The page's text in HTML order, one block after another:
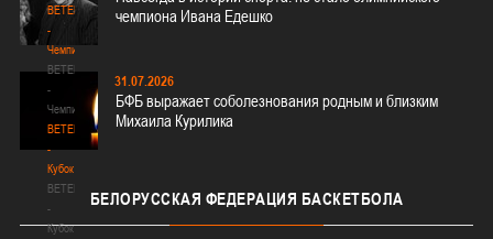
BETERA
-
Чемпионат
BETERA
-
Чемпионат
BETERA
-
Кубок
BETERA
-
Кубок
чемпиона Ивана Едешко
31.07.2026
БФБ выражает соболезнования родным и близким
Михаила Курилика
БЕЛОРУССКАЯ ФЕДЕРАЦИЯ БАСКЕТБОЛА